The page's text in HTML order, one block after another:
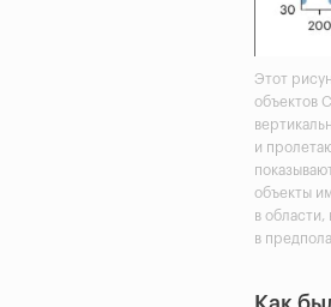
Этот
объектов
и
объекты
в
в